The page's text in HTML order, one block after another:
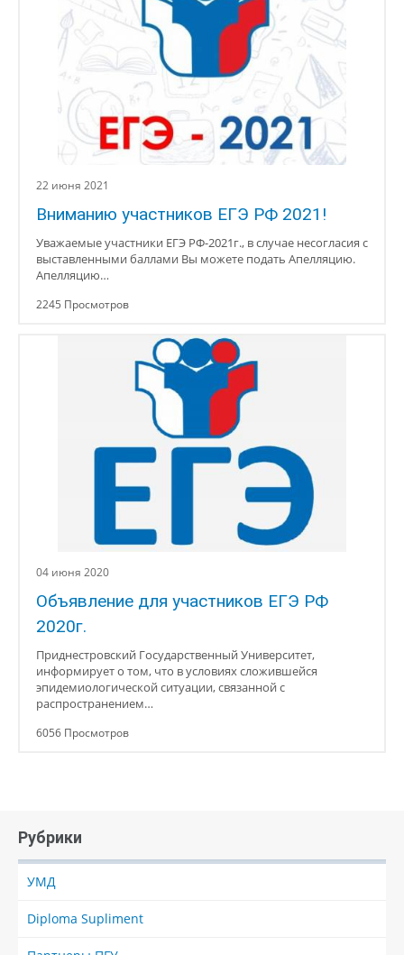
22 июня 2021
Вниманию участников ЕГЭ РФ 2021!
Уважаемые участники ЕГЭ РФ-2021г., в случае несогласия с
выставленными баллами Вы можете подать Апелляцию.
Апелляцию…
2245 Просмотров
04 июня 2020
Объявление для участников ЕГЭ РФ
2020г.
Приднестровский Государственный Университет,
информирует о том, что в условиях сложившейся
эпидемиологической ситуации, связанной с
распространением…
6056 Просмотров
Рубрики
УМД
Diploma Supliment